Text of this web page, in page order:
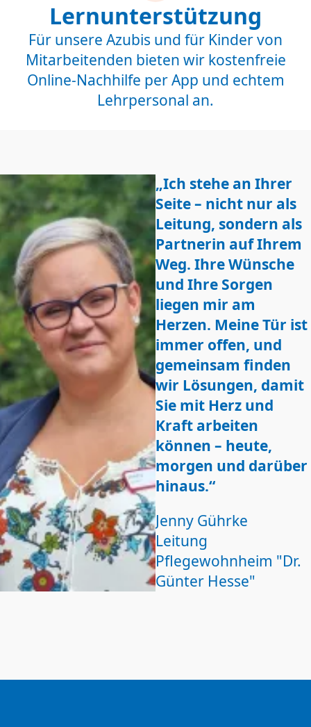
Lernunterstützung
Für unsere Azubis und für Kinder von
Mitarbeitenden bieten wir kostenfreie
Online-Nachhilfe per App und echtem
Lehrpersonal an.
„Ich stehe an Ihrer
Seite – nicht nur als
Leitung, sondern als
Partnerin auf Ihrem
Weg. Ihre Wünsche
und Ihre Sorgen
liegen mir am
Herzen. Meine Tür ist
immer offen, und
gemeinsam finden
wir Lösungen, damit
Sie mit Herz und
Kraft arbeiten
können – heute,
morgen und darüber
hinaus.“
Jenny Gührke
Leitung
Pflegewohnheim "Dr.
Günter Hesse"